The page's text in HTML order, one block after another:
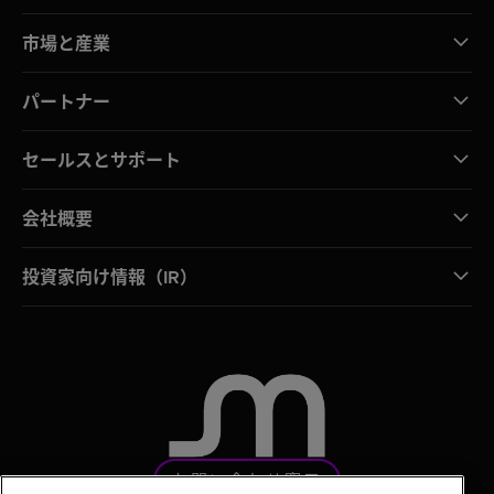
市場と産業
パートナー
セールスとサポート
会社概要
投資家向け情報（IR）
お問い合わせ窓口